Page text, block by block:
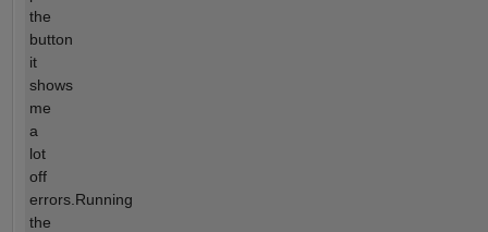
the
button
it
shows
me
a
lot
off
errors.Running
the